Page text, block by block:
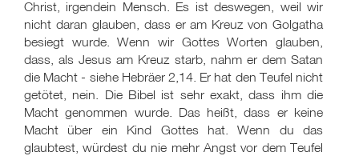
Christ, irgendein Mensch. Es ist deswegen, weil wir
nicht daran glauben, dass er am Kreuz von Golgatha
besiegt wurde. Wenn wir Gottes Worten glauben,
dass, als Jesus am Kreuz starb, nahm er dem Satan
die Macht - siehe Hebräer 2,14. Er hat den Teufel nicht
getötet, nein. Die Bibel ist sehr exakt, dass ihm die
Macht genommen wurde. Das heißt, dass er keine
Macht über ein Kind Gottes hat. Wenn du das
glaubtest, würdest du nie mehr Angst vor dem Teufel